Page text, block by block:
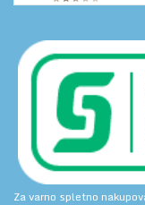
Za varno spletno